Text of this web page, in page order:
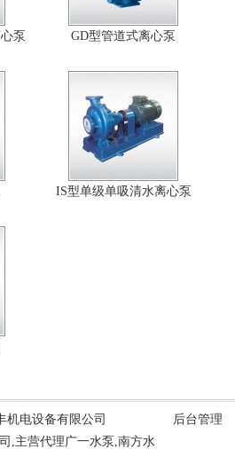
泵 GD型管道式离心泵
IS型单级单吸清水离心泵
后台管理
机电设备有限公司
,主营代理广一水泵,南方水